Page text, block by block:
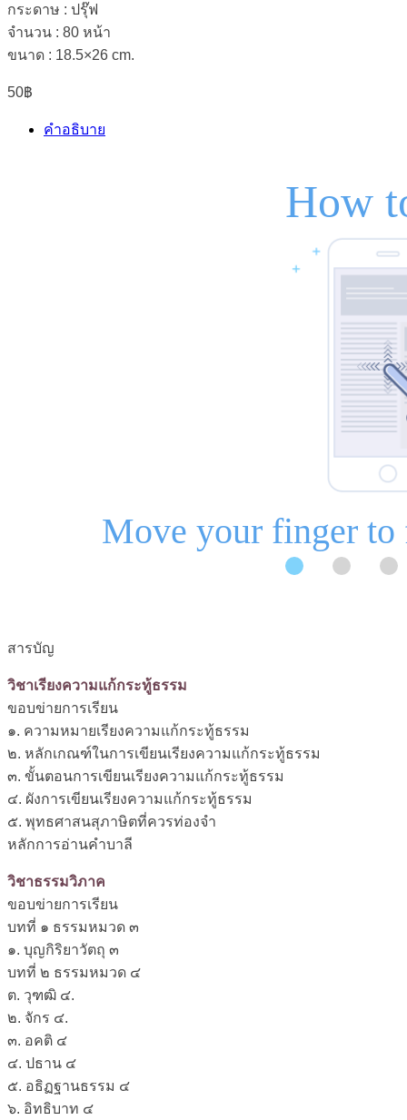
กระดาษ : ปรุ๊ฟ
จำนวน : 80 หน้า
ขนาด : 18.5×26 cm.
50฿
คำอธิบาย
สารบัญ
วิชาเรียงความแก้กระทู้ธรรม
ขอบข่ายการเรียน
๑. ความหมายเรียงความแก้กระทู้ธรรม
๒. หลักเกณฑ์ในการเขียนเรียงความแก้กระทู้ธรรม
๓. ขั้นตอนการเขียนเรียงความแก้กระทู้ธรรม
๔. ผังการเขียนเรียงความแก้กระทู้ธรรม
๕. พุทธศาสนสุภาษิตที่ควรท่องจำ
หลักการอ่านคำบาลี
วิชาธรรมวิภาค
ขอบข่ายการเรียน
บทที่ ๑ ธรรมหมวด ๓
๑. บุญกิริยาวัตถุ ๓
บทที่ ๒ ธรรมหมวด ๔
ต. วุฑฒิ ๔.
๒. จักร ๔.
๓. อคติ ๔
๔. ปธาน ๔
๕. อธิฏฐานธรรม ๔
๖. อิทธิบาท ๔